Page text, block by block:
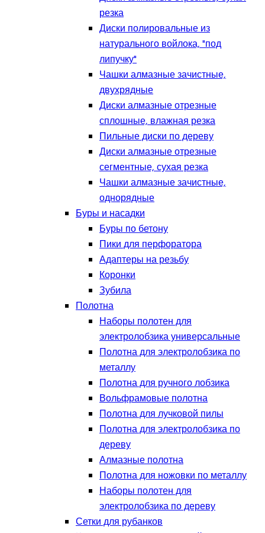
резка
Диски полировальные из
натурального войлока, "под
липучку"
Чашки алмазные зачистные,
двухрядные
Диски алмазные отрезные
сплошные, влажная резка
Пильные диски по дереву
Диски алмазные отрезные
сегментные, сухая резка
Чашки алмазные зачистные,
однорядные
Буры и насадки
Буры по бетону
Пики для перфоратора
Адаптеры на резьбу
Коронки
Зубила
Полотна
Наборы полотен для
электролобзика универсальные
Полотна для электролобзика по
металлу
Полотна для ручного лобзика
Вольфрамовые полотна
Полотна для лучковой пилы
Полотна для электролобзика по
дереву
Алмазные полотна
Полотна для ножовки по металлу
Наборы полотен для
электролобзика по дереву
Сетки для рубанков